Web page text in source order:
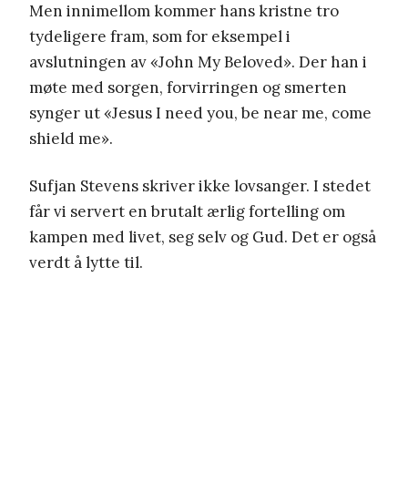
Men innimellom kommer hans kristne tro
tydeligere fram, som for eksempel i
avslutningen av «John My Beloved». Der han i
møte med sorgen, forvirringen og smerten
synger ut «Jesus I need you, be near me, come
shield me».
Sufjan Stevens skriver ikke lovsanger. I stedet
får vi servert en brutalt ærlig fortelling om
kampen med livet, seg selv og Gud. Det er også
verdt å lytte til.